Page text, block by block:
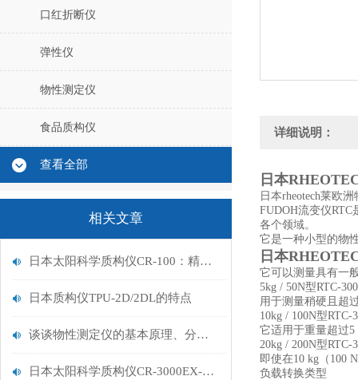
口红折断仪
弹性仪
物性测定仪
食品质构仪
查看全部
相关文章
日本太阳科学质构仪CR-100：精准量化食品化妆品质构特性的专业解决方案
日本质构仪TPU-2D/2DL的特点
谈谈物性测定仪的基本原理、分类和应用
日本太阳科学质构仪CR-3000EX-L与CR-3000EX-S的区别
详细说明：
日本
日本rheotech莱欧
FUDOH流变仪
各个领域。
它是一种小型的物
日本
它可以测量具有一
5kg / 50N型RTC-
用于测量稍硬且超
10kg / 100N型RTC-
它适用于重量超过
20kg / 200N型RTC-
即使在10 kg（100
负载转换类型